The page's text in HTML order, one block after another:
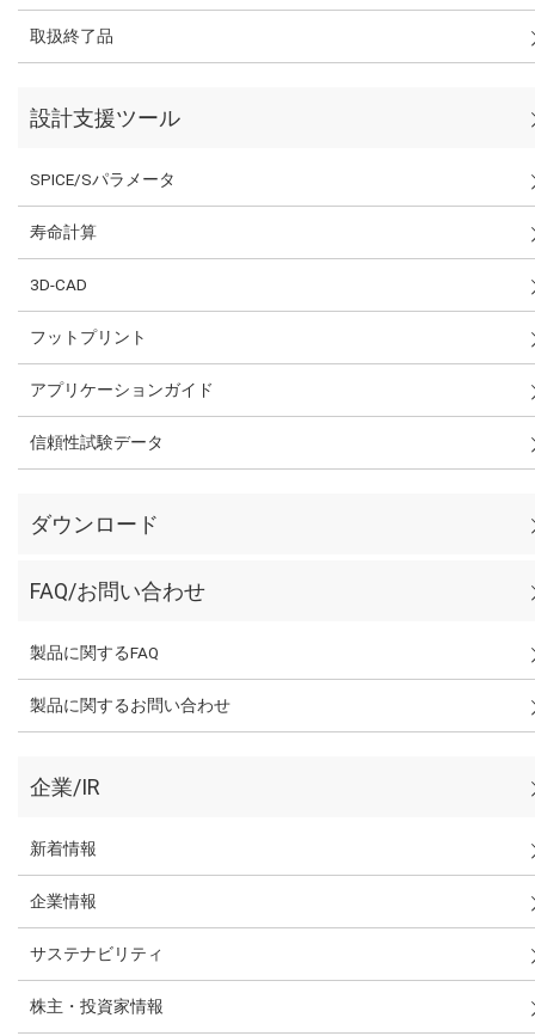
取扱終了品
設計支援ツール
SPICE/Sパラメータ
寿命計算
3D-CAD
フットプリント
アプリケーションガイド
信頼性試験データ
ダウンロード
FAQ/お問い合わせ
製品に関するFAQ
製品に関するお問い合わせ
企業/IR
新着情報
企業情報
サステナビリティ
株主・投資家情報